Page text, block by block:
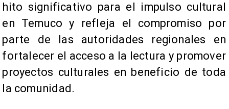
hito significativo para el impulso cultural
en Temuco y refleja el compromiso por
parte de las autoridades regionales en
fortalecer el acceso a la lectura y promover
proyectos culturales en beneficio de toda
la comunidad.